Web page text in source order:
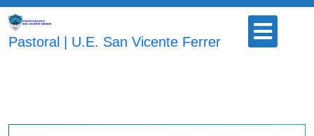
Saltar
contenido
Pastoral | U.E. San Vicente Ferrer
Botón
abrir